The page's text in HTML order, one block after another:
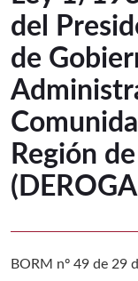
del
de
Región
BORM nº 49 de 29